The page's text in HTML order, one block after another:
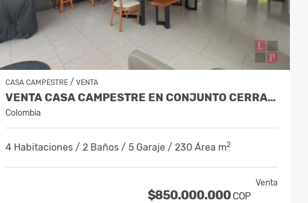
CASA CAMPESTRE / VENTA
VENTA CASA CAMPESTRE EN CONJUNTO CERRADO KM 41 CÓDIGO 9995594
Colombia
4 Habitaciones / 2 Baños / 5 Garaje / 230 Área m2
Venta
$850.000.000 COP